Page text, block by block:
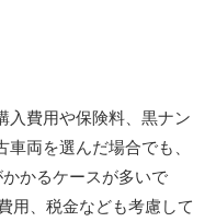
入費用や保険料、黒ナン
両を選んだ場合でも、
かるケースが多いで
用、税金なども考慮して